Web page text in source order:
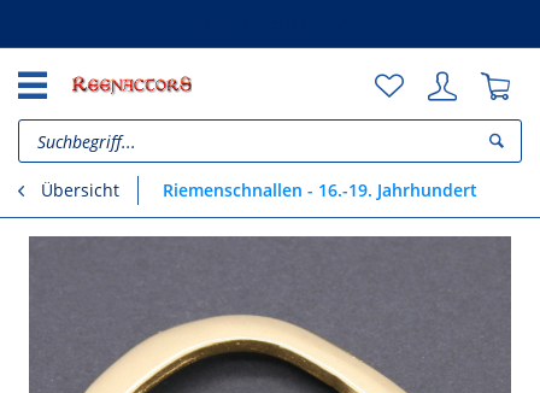
Übersicht Riemenschnallen - 16.-19. Jahrhundert